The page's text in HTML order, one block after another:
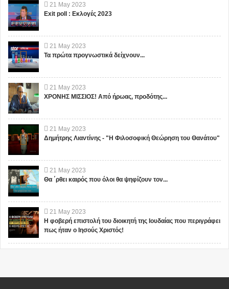
21 May 2023
Exit poll : Εκλογές 2023
21 May 2023
Τα πρώτα προγνωστικά δείχνουν...
21 May 2023
ΧΡΟΝΗΣ ΜΙΣΣΙΟΣ! Από ήρωας, προδότης...
21 May 2023
Δημήτρης Λιαντίνης - "Η Φιλοσοφική Θεώρηση του Θανάτου"
21 May 2023
Θα ΄ρθει καιρός που όλοι θα ψηφίζουν τον...
21 May 2023
Η φοβερή επιστολή του διοικητή της Ιουδαίας που περιγράφει
πως ήταν ο Ιησούς Χριστός!